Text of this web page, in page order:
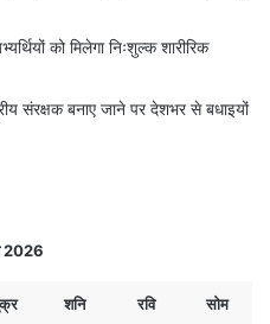
को मिलेगा निःशुल्क शारीरिक
संरक्षक बनाए जाने पर देशभर से बधाइयों
2026
शनि रवि सोम